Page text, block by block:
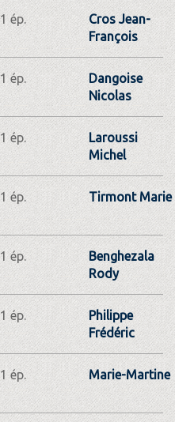
1 ép.
Cros Jean-
François
1 ép.
Dangoise
Nicolas
1 ép.
Laroussi
Michel
1 ép. Tirmont Marie
1 ép.
Benghezala
Rody
1 ép.
Philippe
Frédéric
1 ép. Marie-Martine